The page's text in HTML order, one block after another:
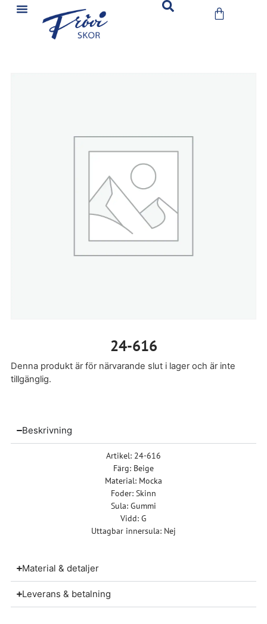
24-616
Denna produkt är för närvarande slut i lager och är inte
tillgänglig.
Beskrivning
Artikel: 24-616
Färg: Beige
Material: Mocka
Foder: Skinn
Sula: Gummi
Vidd: G
Uttagbar innersula: Nej
Material & detaljer
Leverans & betalning